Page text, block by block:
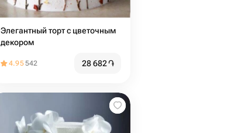
Элегантный торт с цветочным
декором
4.95542 28 682֏